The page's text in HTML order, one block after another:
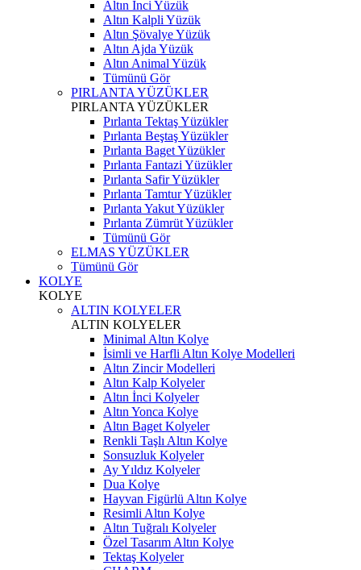
Altın İnci Yüzük
Altın Kalpli Yüzük
Altın Şövalye Yüzük
Altın Ajda Yüzük
Altın Animal Yüzük
Tümünü Gör
PIRLANTA YÜZÜKLER
PIRLANTA YÜZÜKLER
Pırlanta Tektaş Yüzükler
Pırlanta Beştaş Yüzükler
Pırlanta Baget Yüzükler
Pırlanta Fantazi Yüzükler
Pırlanta Safir Yüzükler
Pırlanta Tamtur Yüzükler
Pırlanta Yakut Yüzükler
Pırlanta Zümrüt Yüzükler
Tümünü Gör
ELMAS YÜZÜKLER
Tümünü Gör
KOLYE
KOLYE
ALTIN KOLYELER
ALTIN KOLYELER
Minimal Altın Kolye
İsimli ve Harfli Altın Kolye Modelleri
Altın Zincir Modelleri
Altın Kalp Kolyeler
Altın İnci Kolyeler
Altın Yonca Kolye
Altın Baget Kolyeler
Renkli Taşlı Altın Kolye
Sonsuzluk Kolyeler
Ay Yıldız Kolyeler
Dua Kolye
Hayvan Figürlü Altın Kolye
Resimli Altın Kolye
Altın Tuğralı Kolyeler
Özel Tasarım Altın Kolye
Tektaş Kolyeler